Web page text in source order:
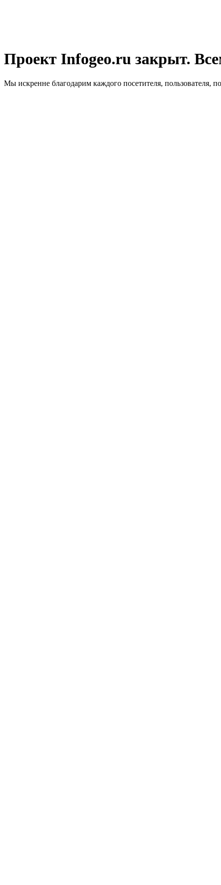
Проект Infogeo.ru закрыт.
Мы искренне благодарим каждого посетителя, пользователя,